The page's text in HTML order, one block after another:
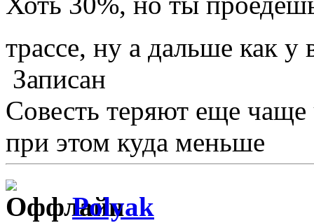
трассе, ну а дальше как у
Записан
Совесть теряют еще
при этом куда меньше
Polyak